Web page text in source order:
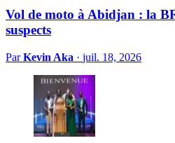
Vol de moto à Abidjan : la
suspects
ParKevin Aka · juil. 18, 2026